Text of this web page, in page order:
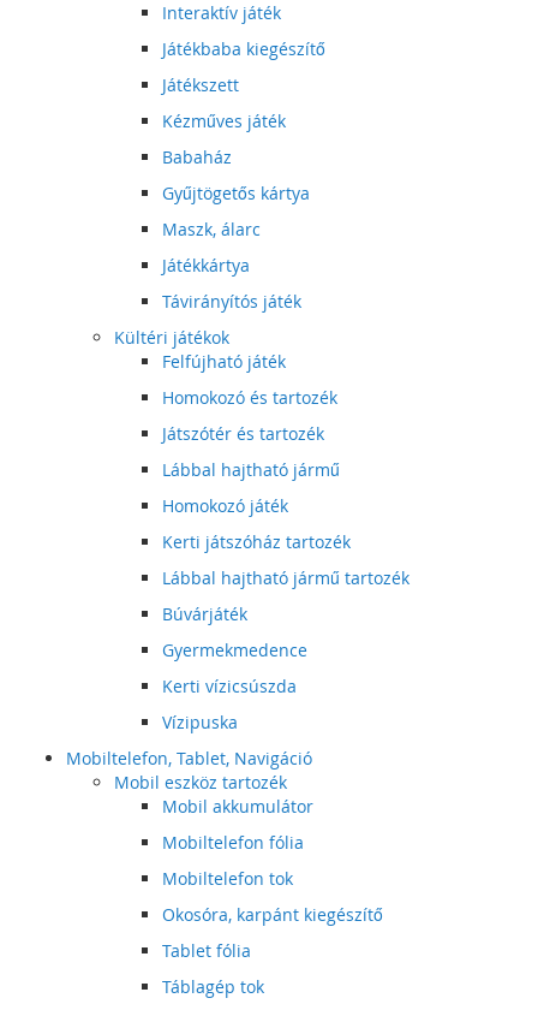
Interaktív játék
Játékbaba kiegészítő
Játékszett
Kézműves játék
Babaház
Gyűjtögetős kártya
Maszk, álarc
Játékkártya
Távirányítós játék
Kültéri játékok
Felfújható játék
Homokozó és tartozék
Játszótér és tartozék
Lábbal hajtható jármű
Homokozó játék
Kerti játszóház tartozék
Lábbal hajtható jármű tartozék
Búvárjáték
Gyermekmedence
Kerti vízicsúszda
Vízipuska
Mobiltelefon, Tablet, Navigáció
Mobil eszköz tartozék
Mobil akkumulátor
Mobiltelefon fólia
Mobiltelefon tok
Okosóra, karpánt kiegészítő
Tablet fólia
Táblagép tok